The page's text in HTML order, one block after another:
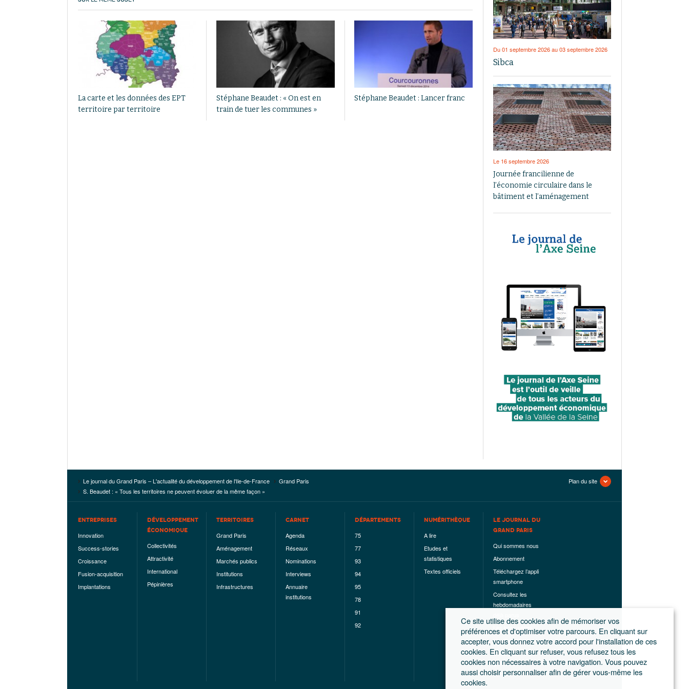
La carte et les données des EPT
territoire par territoire
Stéphane Beaudet : « On est en
train de tuer les communes »
Stéphane Beaudet : Lancer franc
Du 01 septembre 2026 au 03 septembre 2026
Sibca
Le 16 septembre 2026
Journée francilienne de
l’économie circulaire dans le
bâtiment et l’aménagement
Le journal du Grand Paris – L'actualité du développement de l'Ile-de-France
Grand Paris
S. Beaudet : « Tous les territoires ne peuvent évoluer de la même façon »
Plan du site
ENTREPRISES
Innovation
Success-stories
Croissance
Fusion-acquisition
Implantations
DÉVELOPPEMENT
ÉCONOMIQUE
Collectivités
Attractivité
International
Pépinières
TERRITOIRES
Grand Paris
Aménagement
Marchés publics
Institutions
Infrastructures
CARNET
Agenda
Réseaux
Nominations
Interviews
Annuaire
institutions
DÉPARTEMENTS
75
77
93
94
95
78
91
92
NUMÉRITHÈQUE
A lire
Etudes et
statistiques
Textes officiels
LE JOURNAL DU
GRAND PARIS
Qui sommes nous
Abonnement
Téléchargez l’appli
smartphone
Consultez les
hebdomadaires
Les hors-séries
Mentions légales
Conditions
générales de
ventes
Ce site utilise des cookies afin de mémoriser vos
préférences et d'optimiser votre parcours. En cliquant sur
accepter, vous donnez votre accord pour l'installation de ces
cookies. En cliquant sur refuser, vous refusez tous les
cookies non nécessaires à votre navigation. Vous pouvez
aussi choisir personnaliser afin de gérer vous-même les
cookies.